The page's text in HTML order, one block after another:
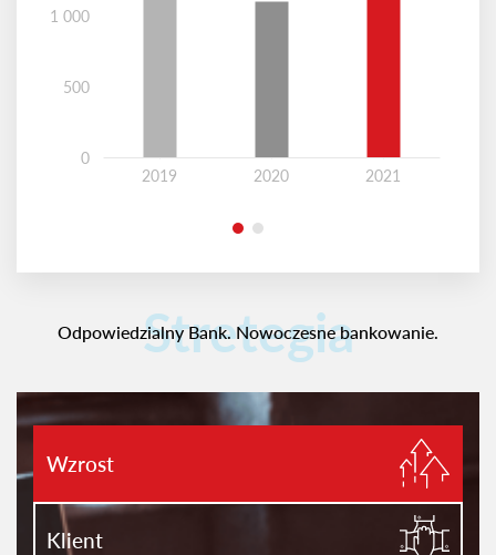
2019 2020 2021
0
500
1 000
Stretegia
Odpowiedzialny Bank. Nowoczesne bankowanie.
Wzrost
Klient